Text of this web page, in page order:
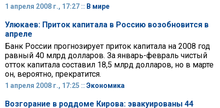
1 апреля 2008 г., 17:27 :: В мире
Улюкаев: Приток капитала в Россию возобновится в
апреле
Банк России прогнозирует приток капитала на 2008 год
равный 40 млрд долларов. За январь-февраль чистый
отток капитала составил 18,5 млрд долларов, но в марте
он, вероятно, прекратится.
1 апреля 2008 г., 17:25 :: Экономика
Возгорание в роддоме Кирова: эвакуированы 44